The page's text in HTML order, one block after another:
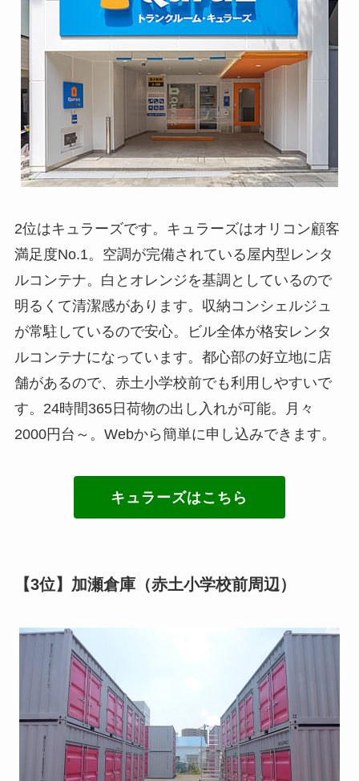
2位はキュラーズです。キュラーズはオリコン顧客
満足度No.1。空調が完備されている屋内型レンタ
ルコンテナ。白とオレンジを基調としているので
明るくて清潔感があります。収納コンシェルジュ
が常駐しているので安心。ビル全体が格安レンタ
ルコンテナになっています。都心部の好立地に店
舗があるので、赤土小学校前でも利用しやすいで
す。24時間365日荷物の出し入れが可能。月々
2000円台～。Webから簡単に申し込みできます。
キュラーズはこちら
【3位】加瀬倉庫（赤土小学校前周辺）